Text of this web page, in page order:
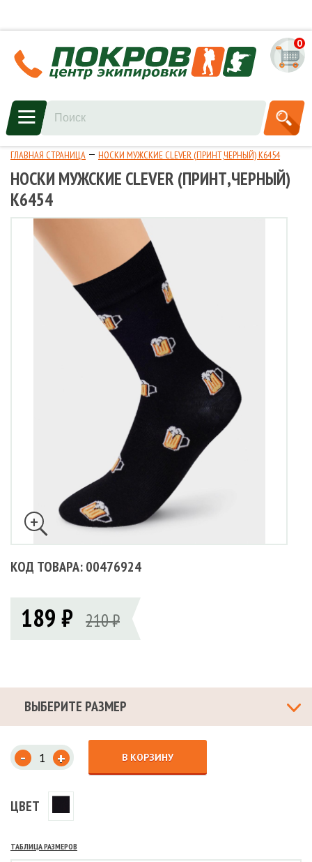
0
ГЛАВНАЯ СТРАНИЦА НОСКИ МУЖСКИЕ CLEVER (ПРИНТ,ЧЕРНЫЙ) К6454
НОСКИ МУЖСКИЕ CLEVER (ПРИНТ,ЧЕРНЫЙ)
К6454
КОД ТОВАРА: 00476924
189 ₽ 210 ₽
ВЫБЕРИТЕ РАЗМЕР
- + В КОРЗИНУ
ЦВЕТ
ТАБЛИЦА РАЗМЕРОВ